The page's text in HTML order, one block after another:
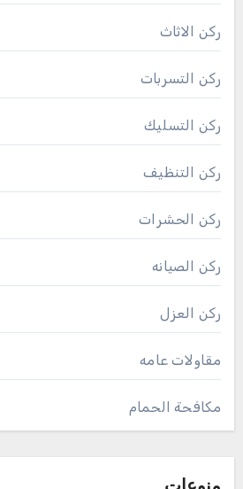
ركن الاثاث
ركن التسربات
ركن التسليك
ركن التنظيف
ركن الحشرات
ركن الصيانه
ركن العزل
مقاولات عامه
مكافحة الحمام